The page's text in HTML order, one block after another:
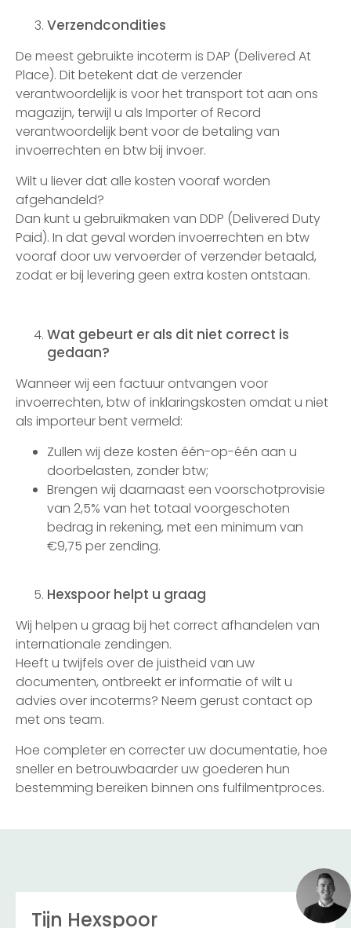
Verzendcondities
De meest gebruikte incoterm is DAP (Delivered At
Place). Dit betekent dat de verzender
verantwoordelijk is voor het transport tot aan ons
magazijn, terwijl u als Importer of Record
verantwoordelijk bent voor de betaling van
invoerrechten en btw bij invoer.
Wilt u liever dat alle kosten vooraf worden
afgehandeld?
Dan kunt u gebruikmaken van DDP (Delivered Duty
Paid). In dat geval worden invoerrechten en btw
vooraf door uw vervoerder of verzender betaald,
zodat er bij levering geen extra kosten ontstaan.
Wat gebeurt er als dit niet correct is
gedaan?
Wanneer wij een factuur ontvangen voor
invoerrechten, btw of inklaringskosten omdat u niet
als importeur bent vermeld:
Zullen wij deze kosten één-op-één aan u
doorbelasten, zonder btw;
Brengen wij daarnaast een voorschotprovisie
van 2,5% van het totaal voorgeschoten
bedrag in rekening, met een minimum van
€9,75 per zending.
Hexspoor helpt u graag
Wij helpen u graag bij het correct afhandelen van
internationale zendingen.
Heeft u twijfels over de juistheid van uw
documenten, ontbreekt er informatie of wilt u
advies over incoterms? Neem gerust contact op
met ons team.
Hoe completer en correcter uw documentatie, hoe
sneller en betrouwbaarder uw goederen hun
bestemming bereiken binnen ons fulfilmentproces.
Tijn Hexspoor